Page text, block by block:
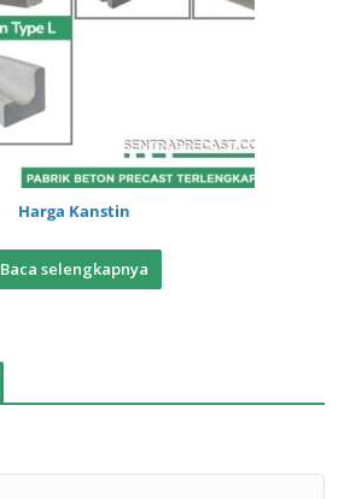
Harga Kanstin
Baca selengkapnya